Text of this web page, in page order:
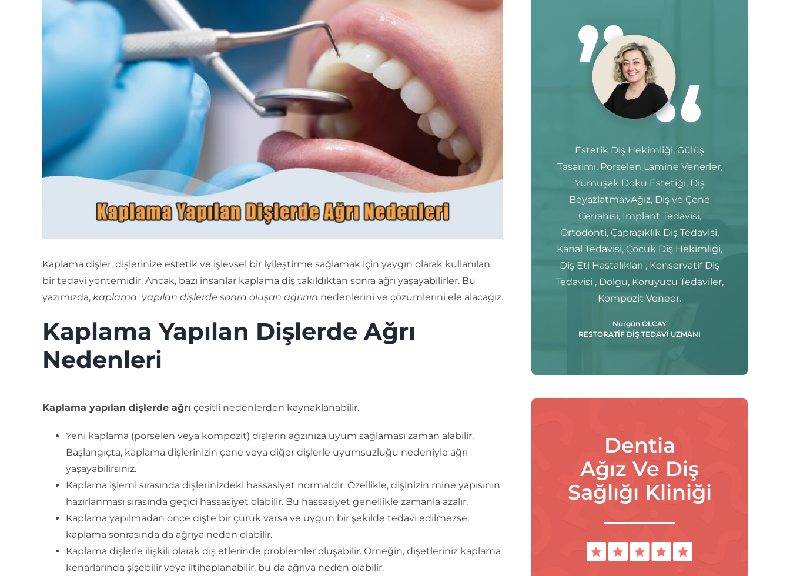
Kaplama dişler, dişlerinize estetik ve işlevsel bir iyileştirme sağlamak için yaygın olarak kullanılan
bir tedavi yöntemidir. Ancak, bazı insanlar kaplama diş takıldıktan sonra ağrı yaşayabilirler. Bu
yazımızda, kaplama yapılan dişlerde sonra oluşan ağrının nedenlerini ve çözümlerini ele alacağız.
Kaplama Yapılan Dişlerde Ağrı
Nedenleri
Kaplama yapılan dişlerde ağrı çeşitli nedenlerden kaynaklanabilir.
Yeni kaplama (porselen veya kompozit) dişlerin ağzınıza uyum sağlaması zaman alabilir.
Başlangıçta, kaplama dişlerinizin çene veya diğer dişlerle uyumsuzluğu nedeniyle ağrı
yaşayabilirsiniz.
Kaplama işlemi sırasında dişlerinizdeki hassasiyet normaldir. Özellikle, dişinizin mine yapısının
hazırlanması sırasında geçici hassasiyet olabilir. Bu hassasiyet genellikle zamanla azalır.
Kaplama yapılmadan önce dişte bir çürük varsa ve uygun bir şekilde tedavi edilmezse,
kaplama sonrasında da ağrıya neden olabilir.
Kaplama dişlerle ilişkili olarak diş etlerinde problemler oluşabilir. Örneğin, dişetleriniz kaplama
kenarlarında şişebilir veya iltihaplanabilir, bu da ağrıya neden olabilir.
Estetik Diş Hekimliği, Gülüş
Tasarımı, Porselen Lamine Venerler,
Yumuşak Doku Estetiği, Diş
Beyazlatma,vAğız, Diş ve Çene
Cerrahisi, İmplant Tedavisi,
Ortodonti, Çapraşıklık Diş Tedavisi,
Kanal Tedavisi, Çocuk Diş Hekimliği,
Diş Eti Hastalıkları , Konservatif Diş
Tedavisi , Dolgu, Koruyucu Tedaviler,
Kompozit Veneer.
Nurgün OLCAY
RESTORATİF DİŞ TEDAVİ UZMANI
Dentia
Ağız Ve Diş
Sağlığı Kliniği